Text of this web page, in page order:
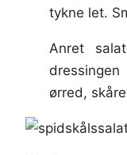
tykne let.
Anret
ørred,